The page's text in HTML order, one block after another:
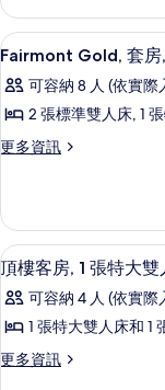
和
1
張
沙
發
床,
景
觀
的
所
有
和
1
張
沙
發
床,
灣
的
詳
情
房,
2
間
臥
室,
海
景
觀
的
所
有
相
特
色
套
2
間
室,
觀
的
詳
情
顯
示
Fairmont
Gold,
套
間
臥
室
的
所
有
1
Fairmont Gold, 套房
可容納 8 人 (依實際
2 張標準雙人床, 1
更多資訊
更
套
房,
2
間
臥
室
詳
顯
示
頂
樓
客
5
頂樓客房, 1 張特大
可容納 4 人 (依實際
1 張特大雙人床和 1
更多資訊
更